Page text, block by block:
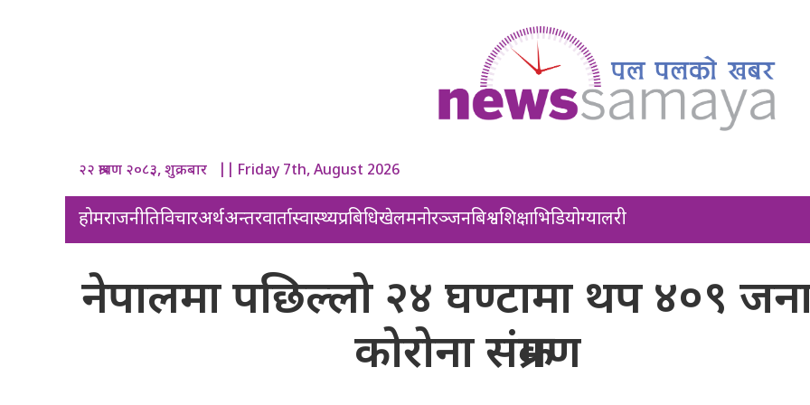
२२ श्रावण २०८३, शुक्रबार || Friday 7th, August 2026
होमराजनीतिविचारअर्थअन्तरवार्तास्वास्थ्यप्रबिधिखेलमनोरञ्जनबिश्वशिक्षाभिडियोग्यालरी
नेपालमा पछिल्लो २४ घण्टामा थप ४०९
कोरोना संक्रमण